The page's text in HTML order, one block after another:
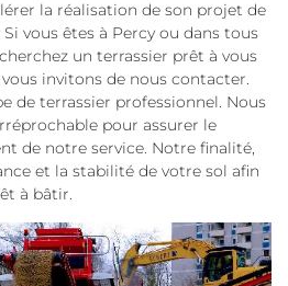
la réalisation de son projet de
vous êtes à Percy ou dans tous
un terrassier prêt à vous
invitons de nous contacter.
de terrassier professionnel. Nous
pour assurer le
de notre service. Notre finalité,
et la stabilité de votre sol afin
à bâtir.